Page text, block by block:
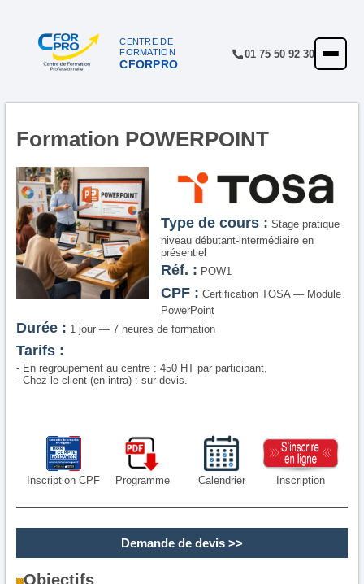
CENTRE DE
FORMATION
CFORPRO
01 75 50 92 30
ACCUEIL
QUALITÉ
FINANCEMENT
SATISFACTION
Formation POWERPOINT
Type de cours : Stage pratique
niveau débutant-intermédiaire en
présentiel
Réf. : POW1
CPF : Certification TOSA — Module
PowerPoint
Durée : 1 jour — 7 heures de formation
Tarifs :
- En regroupement au centre : 450 HT par participant,
- Chez le client (en intra) : sur devis.
Inscription CPF Programme Calendrier Inscription
Demande de devis >>
Objectifs